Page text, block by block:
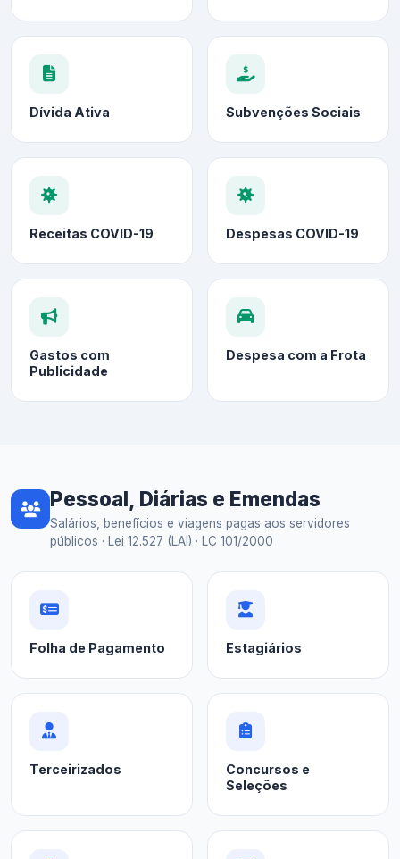
Dívida Ativa Subvenções Sociais
Receitas COVID-19 Despesas COVID-19
Gastos com
Publicidade
Despesa com a Frota
Pessoal, Diárias e Emendas
Salários, benefícios e viagens pagas aos servidores
públicos · Lei 12.527 (LAI) · LC 101/2000
Folha de Pagamento Estagiários
Terceirizados
Concursos e
Seleções